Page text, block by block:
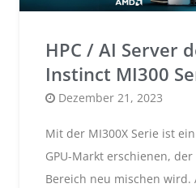
HPC / AI Server
Instinct MI300
Posted
Dezember 21, 2023
Mit der MI300X Serie ist
GPU-Markt erschienen,
Bereich neu mischen wird.